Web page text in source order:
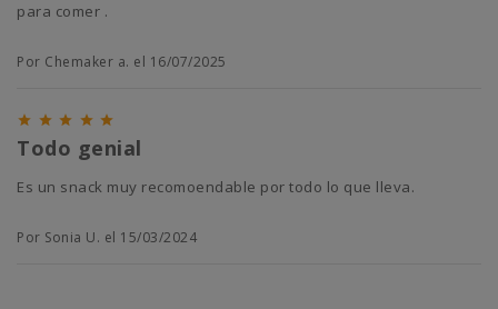
para comer .
Por Chemaker a. el 16/07/2025
    
Todo genial
Es un snack muy recomoendable por todo lo que lleva.
Por Sonia U. el 15/03/2024